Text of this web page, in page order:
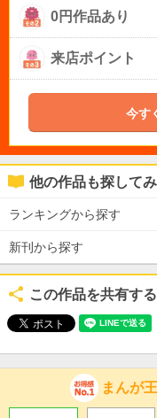
0円作品あり
来店ポイント
今す
他の作品も探して
ランキングから探す
新刊から探す
この作品を共有する
まんが